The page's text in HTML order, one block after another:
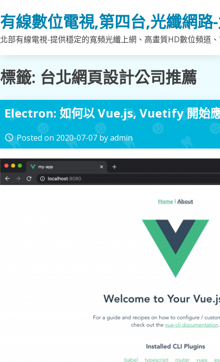
to
content
有線數位電視,第四台,光纖網路
北部有線電視-提供穩定的寬頻光纖上網、高畫質HD數位頻道
標籤: 台北網頁設計公司推薦
Electron: 如何以 Vue.js, Vuetify 開始
access_time Posted on 2020-07-07 byadmin